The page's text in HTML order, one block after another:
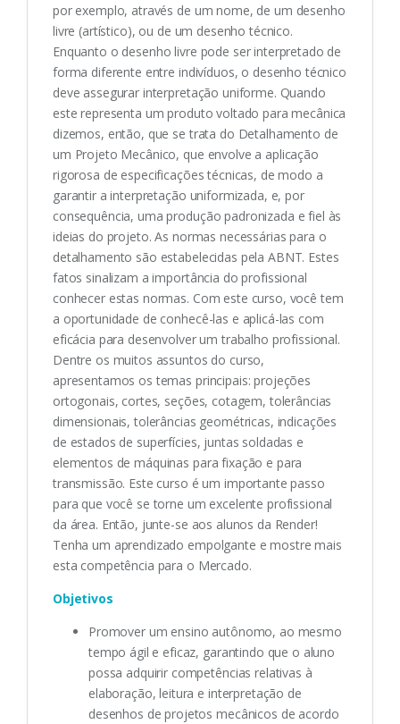
por exemplo, através de um nome, de um desenho
livre (artístico), ou de um desenho técnico.
Enquanto o desenho livre pode ser interpretado de
forma diferente entre indivíduos, o desenho técnico
deve assegurar interpretação uniforme. Quando
este representa um produto voltado para mecânica
dizemos, então, que se trata do Detalhamento de
um Projeto Mecânico, que envolve a aplicação
rigorosa de especificações técnicas, de modo a
garantir a interpretação uniformizada, e, por
consequência, uma produção padronizada e fiel às
ideias do projeto. As normas necessárias para o
detalhamento são estabelecidas pela ABNT. Estes
fatos sinalizam a importância do profissional
conhecer estas normas. Com este curso, você tem
a oportunidade de conhecê-las e aplicá-las com
eficácia para desenvolver um trabalho profissional.
Dentre os muitos assuntos do curso,
apresentamos os temas principais: projeções
ortogonais, cortes, seções, cotagem, tolerâncias
dimensionais, tolerâncias geométricas, indicações
de estados de superfícies, juntas soldadas e
elementos de máquinas para fixação e para
transmissão. Este curso é um importante passo
para que você se torne um excelente profissional
da área. Então, junte-se aos alunos da Render!
Tenha um aprendizado empolgante e mostre mais
esta competência para o Mercado.
Objetivos
Promover um ensino autônomo, ao mesmo
tempo ágil e eficaz, garantindo que o aluno
possa adquirir competências relativas à
elaboração, leitura e interpretação de
desenhos de projetos mecânicos de acordo